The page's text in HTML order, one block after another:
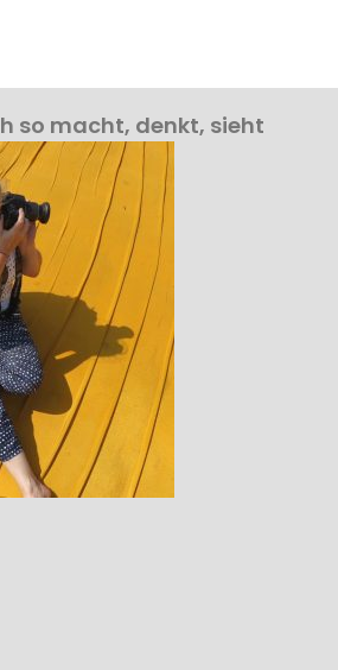
so macht, denkt, sieht